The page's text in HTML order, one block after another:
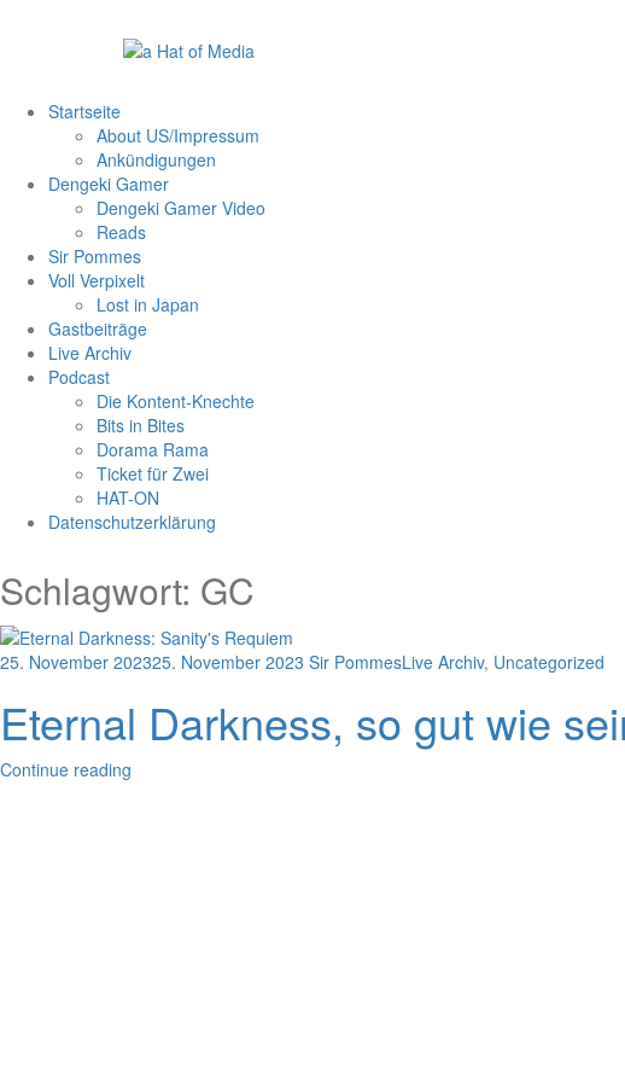
Startseite
About US/Impressum
Ankündigungen
Dengeki Gamer
Dengeki Gamer Video
Reads
Sir Pommes
Voll Verpixelt
Lost in Japan
Gastbeiträge
Live Archiv
Podcast
Die Kontent-Knechte
Bits in Bites
Dorama Rama
Ticket für Zwei
HAT-ON
Datenschutzerklärung
Schlagwort: GC
25. November 202325. November 2023 Sir PommesLive Archiv, Uncategorized
Eternal Darkness, so gut wie
Continue reading